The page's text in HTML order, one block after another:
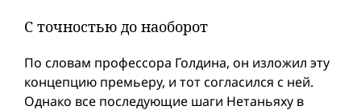
С точностью до наоборот
По словам профессора Голдина, он изложил эту
концепцию премьеру, и тот согласился с ней.
Однако все последующие шаги Нетаньяху в